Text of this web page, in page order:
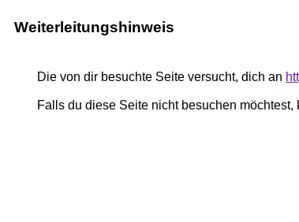
Weiterleitungshinweis
Die von dir besuchte Seite versucht, dich an
Falls du diese Seite nicht besuchen möchtest,